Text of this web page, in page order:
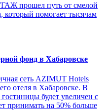
прошел путь от смелой
который помогает тысячам
фонд в Хабаровске
сеть AZIMUT Hotels
отеля в Хабаровске. В
будет увеличен с
принимать на 50% больше